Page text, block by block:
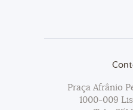
Praça Afrânio
1000-009